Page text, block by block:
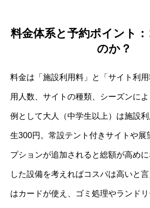
料金体系と予約ポイント
のか？
料金は「施設利用料」と「サイト利
用人数、サイトの種類、シーズンによ
例として大人（中学生以上）は施設
生300円。常設テント付きサイトや展
プションが追加されると総額が高め
した設備を考えればコスパは高いと
はカードが使え、ゴミ処理やランド